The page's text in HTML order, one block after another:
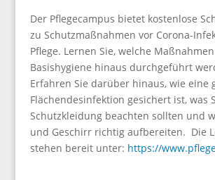
Der Pflegecampus bietet kostenlose
zu Schutzmaßnahmen vor Corona-
Pflege. Lernen Sie, welche
Basishygiene hinaus durchgeführt
Erfahren Sie darüber hinaus, wie eine
Flächendesinfektion gesichert ist, was
Schutzkleidung beachten sollten und
und Geschirr richtig aufbereiten. Die
stehen bereit unter: https://